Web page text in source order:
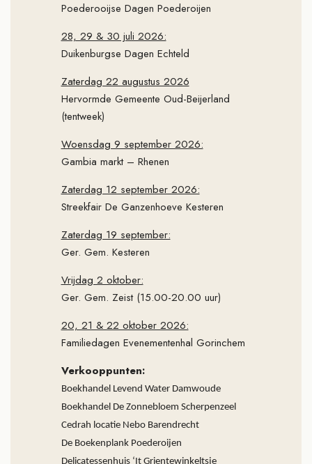
Poederooijse Dagen Poederoijen
28, 29 & 30 juli 2026:
Duikenburgse Dagen Echteld
Zaterdag 22 augustus 2026
Hervormde Gemeente Oud-Beijerland
(tentweek)
Woensdag 9 september 2026:
Gambia markt – Rhenen
Zaterdag 12 september 2026:
Streekfair De Ganzenhoeve Kesteren
Zaterdag 19 september:
Ger. Gem. Kesteren
Vrijdag 2 oktober:
Ger. Gem. Zeist (15.00-20.00 uur)
20, 21 & 22 oktober 2026:
Familiedagen Evenementenhal Gorinchem
Verkooppunten:
Boekhandel Levend Water Damwoude
Boekhandel De Zonnebloem Scherpenzeel
Cedrah locatie Nebo Barendrecht
De Boekenplank Poederoijen
Delicatessenhuis ‘It Grientewinkeltsje